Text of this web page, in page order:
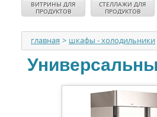
ВИТРИНЫ ДЛЯ
ПРОДУКТОВ
СТЕЛЛАЖИ ДЛЯ
ПРОДУКТОВ
главная > шкафы - холодильники